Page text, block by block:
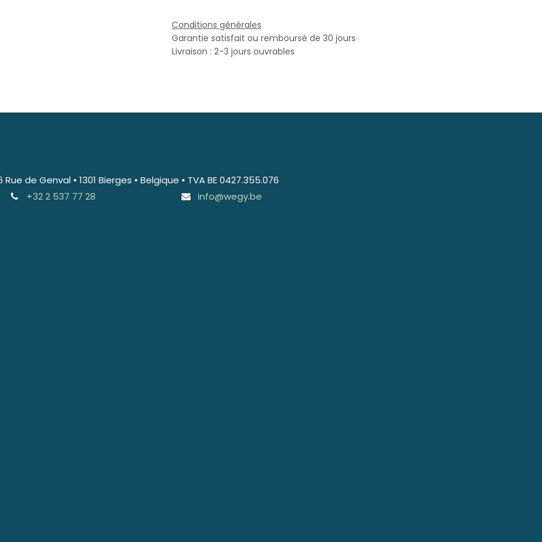
Conditions générales
Garantie satisfait ou remboursé de 30 jours
Livraison : 2-3 jours ouvrables
Rue de Genval • 1301 Bierges • Belgique • TVA BE 0427.355.076
+32 2 537 77 28
info@wegy.be